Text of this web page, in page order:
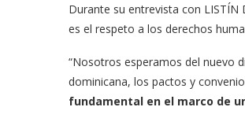
Durante su entrevista con
es el respeto a los derechos
“Nosotros esperamos del nuevo
dominicana, los pactos y
fundamental en el marco de